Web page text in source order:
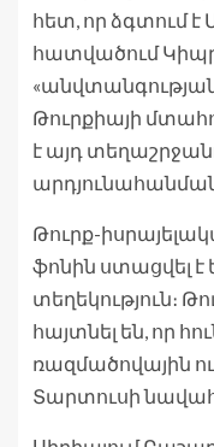
հետ, որ ձգտում է
հատվածում
Թուրքիայի
է այդ
Թուրք-
ֆոնին ստացվել է
տեղեկություն։
հայտնել են, որ
ռազմածովային
Տարտուսի